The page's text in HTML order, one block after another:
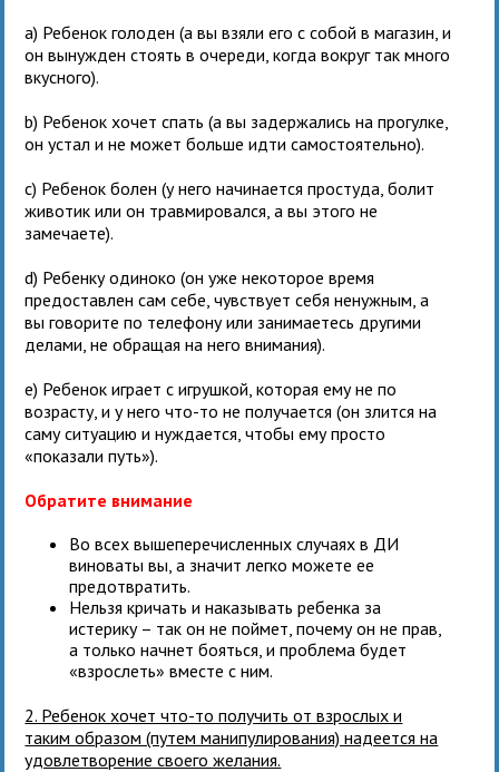
а) Ребенок голоден (а вы взяли его с собой в магазин, и
он вынужден стоять в очереди, когда вокруг так много
вкусного).
b) Ребенок хочет спать (а вы задержались на прогулке,
он устал и не может больше идти самостоятельно).
c) Ребенок болен (у него начинается простуда, болит
животик или он травмировался, а вы этого не
замечаете).
d) Ребенку одиноко (он уже некоторое время
предоставлен сам себе, чувствует себя ненужным, а
вы говорите по телефону или занимаетесь другими
делами, не обращая на него внимания).
e) Ребенок играет с игрушкой, которая ему не по
возрасту, и у него что-то не получается (он злится на
саму ситуацию и нуждается, чтобы ему просто
«показали путь»).
Обратите внимание
Во всех вышеперечисленных случаях в ДИ
виноваты вы, а значит легко можете ее
предотвратить.
Нельзя кричать и наказывать ребенка за
истерику – так он не поймет, почему он не прав,
а только начнет бояться, и проблема будет
«взрослеть» вместе с ним.
2. Ребенок хочет что-то получить от взрослых и
таким образом (путем манипулирования) надеется на
удовлетворение своего желания.